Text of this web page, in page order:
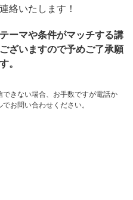
絡いたします！
ーマや条件がマッチする講
ざいますので予めご了承願
。
きない場合、お手数ですが電話か
お問い合わせください。